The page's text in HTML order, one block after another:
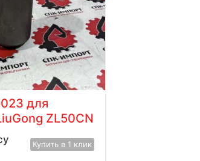
для
Liugong
Купить в 1 клик